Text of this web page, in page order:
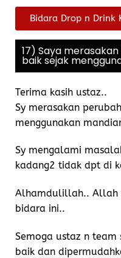
Bidara Drop n Drink
17) Saya
baik sejak
Terima kasih ustaz..
Sy merasakan
menggunakan
Sy mengalami
kadang2 tidak dpt di
Alhamdulillah.. Allah
bidara ini..
Semoga ustaz n team
baik dan